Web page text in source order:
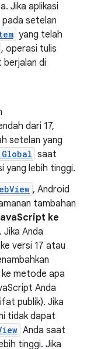
Jika aplikasi
pada setelan
yang telah
, operasi tulis
di
dari 17,
setelan yang
saat
yang lebih tinggi.
, Android
tambahan
ke
Jika Anda
ke versi 17 atau
ke metode apa
Anda
publik). Jika
tidak dapat
Anda saat
tinggi. Jika